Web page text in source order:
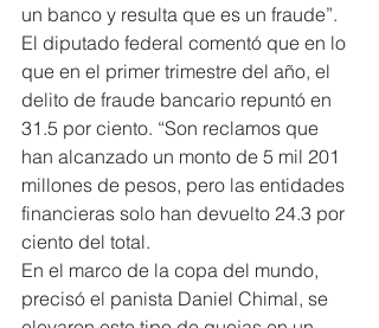
un banco y resulta que es un fraude”.
El diputado federal comentó que en lo
que en el primer trimestre del año, el
delito de fraude bancario repuntó en
31.5 por ciento. “Son reclamos que
han alcanzado un monto de 5 mil 201
millones de pesos, pero las entidades
financieras solo han devuelto 24.3 por
ciento del total.
En el marco de la copa del mundo,
precisó el panista Daniel Chimal, se